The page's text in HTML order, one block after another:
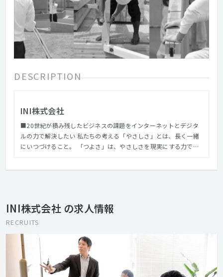
DESCRIPTION
INI株式会社
■20世紀が積み残したビジネスの課題をインターネットとデジタ
ルの力で解決したい 私たちの考える「やさしさ」とは、長く一緒
にいつづけること。 「つよさ」は、やさしさを現実にする力で
に希望のある選択肢を増やしてきました。 私たちは、インターネ
ット黎明期から、その可能性を信じてきました。 企業とユーザー
ーリーづくり、マーケティング支援、Webインテグレーションを
事業としています。 インターネットとデジタルの力で、やさし
く、つよい会社を増やそう。 これが私たちの経営理念、つまり、
会社の存在意義です。 ですので、INIとしてのビジョンとしても、
INI株式会社 の求人情報
RECRUITS